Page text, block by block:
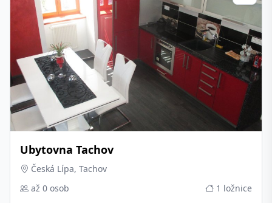
Ubytovna Tachov
Česká Lípa, Tachov
až 0 osob
1 ložnice